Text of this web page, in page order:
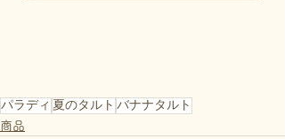
パラディ 夏のタルト バナナタルト
商品